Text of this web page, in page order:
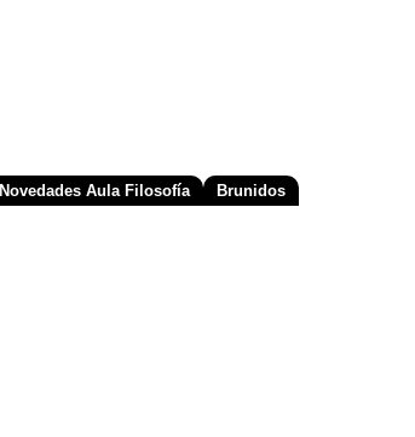
Novedades Aula Filosofía Brunidos